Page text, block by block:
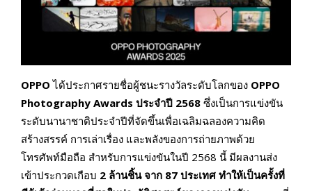
OPPO ได้ประกาศรายชื่อผู้ชนะรางวัลระดับโลกของ OPPO
Photography Awards ประจำปี 2568 ซึ่งเป็นการแข่งขัน
ระดับนานาชาติประจำปีที่จัดขึ้นเพื่อเฉลิมฉลองความคิด
สร้างสรรค์ การเล่าเรื่อง และพลังของการถ่ายภาพด้วย
โทรศัพท์มือถือ สำหรับการแข่งขันในปี 2568 นี้ มีผลงานส่ง
เข้าประกวดเกือบ 2 ล้านชิ้น จาก 87 ประเทศ ทำให้เป็นครั้งที่